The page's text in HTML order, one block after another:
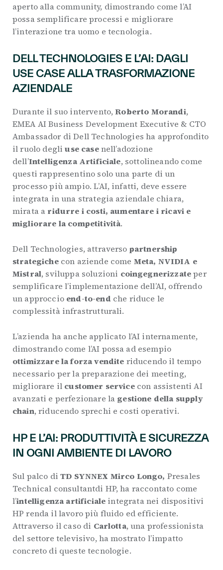
aperto alla community, dimostrando come l’AI
possa semplificare processi e migliorare
l’interazione tra uomo e tecnologia.
DELL TECHNOLOGIES E L’AI: DAGLI
USE CASE ALLA TRASFORMAZIONE
AZIENDALE
Durante il suo intervento,Roberto Morandi,
EMEA AI Business Development Executive & CTO
Ambassador di Dell Technologies ha approfondito
il ruolo degliuse casenell’adozione
dell’Intelligenza Artificiale, sottolineando come
questi rappresentino solo una parte di un
processo più ampio. L’AI, infatti, deve essere
integrata in una strategia aziendale chiara,
mirata a ridurre i costi, aumentare i ricavi e
migliorare la competitività.
Dell Technologies, attraverso partnership
strategichecon aziende come Meta, NVIDIA e
Mistral, sviluppa soluzioni coingegnerizzateper
semplificare l’implementazione dell’AI, offrendo
un approccio end-to-end che riduce le
complessità infrastrutturali.
L’azienda ha anche applicato l’AI internamente,
dimostrando come l’AI possa ad esempio
ottimizzare la forza vendite riducendo il tempo
necessario per la preparazione dei meeting,
migliorare il customer servicecon assistenti AI
avanzati e perfezionare la gestione della supply
chain, riducendo sprechi e costi operativi.
HP E L’AI: PRODUTTIVITÀ E SICUREZZA
IN OGNI AMBIENTE DI LAVORO
Sul palco diTD SYNNEX Mirco Longo, Presales
Technical consultantdi HP, ha raccontato come
l’intelligenza artificiale integrata nei dispositivi
HP renda il lavoro più fluido ed efficiente.
Attraverso il caso di Carlotta, una professionista
del settore televisivo, ha mostrato l’impatto
concreto di queste tecnologie.